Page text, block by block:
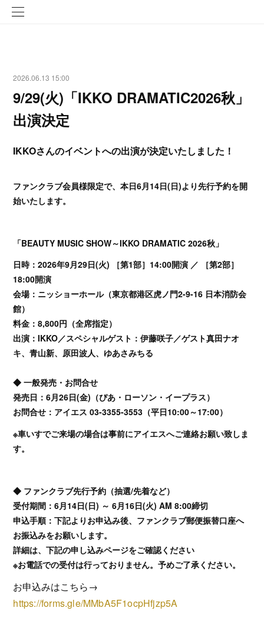
2026.06.13 15:00
9/29(火)「IKKO DRAMATIC2026秋」
出演決定
IKKOさんのイベントへの出演が決定いたしました！
ファンクラブ会員様限定で、本日6月14日(日)より先行予約を開
始いたします。
「BEAUTY MUSIC SHOW～IKKO DRAMATIC 2026秋」
日時：2026年9月29日(火) ［第1部］14:00開演 ／ ［第2部］
18:00開演
会場：ニッショーホール（東京都港区虎ノ門2-9-16 日本消防会
館）
料金：8,800円（全席指定）
出演：IKKO／スペシャルゲスト：伊藤咲子／ゲスト真田ナオ
キ、青山新、原田波人、ゆあさみちる
◆ 一般発売・お問合せ
発売日：6月26日(金)（ぴあ・ローソン・イープラス）
お問合せ：アイエス 03-3355-3553（平日10:00～17:00）
※車いすでご来場の場合は事前にアイエスへご連絡お願い致しま
す。
◆ ファンクラブ先行予約（抽選/先着など）
受付期間：6月14日(日) ～ 6月16日(火) AM 8:00締切
申込手順：下記よりお申込み後、ファンクラブ郵便振替口座へ
お振込みをお願いします。
詳細は、下記の申し込みページをご確認ください
※お電話での受付は行っておりません。予めご了承ください。
お申込みはこちら→
https://forms.gle/MMbA5F1ocpHfjzp5A